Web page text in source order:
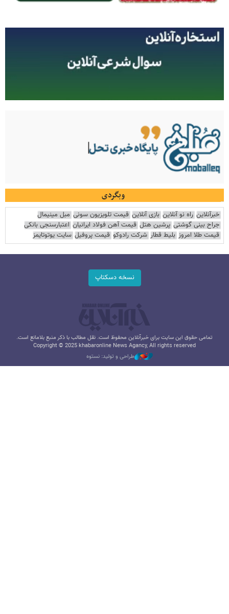
وبگردی
خبرآنلاین راه نو آنلاین بازی آنلاین قیمت تلویزیون سونی مبل مینیمال
جراح بینی گوشتی پرشین هتل قیمت آهن فولاد ایرانیان اعتبارسنجی بانکی
قیمت طلا امروز بلیط قطار شرکت رادوکو قیمت پروفیل سایت یوتوتایمز
نسخه دسکتاپ
تمامی حقوق این سایت برای خبرآنلاین محفوظ است. نقل مطالب با ذکر منبع بلامانع است.
Copyright © 2025 khabaronline News Agancy, All rights reserved
طراحی و تولید: نستوه